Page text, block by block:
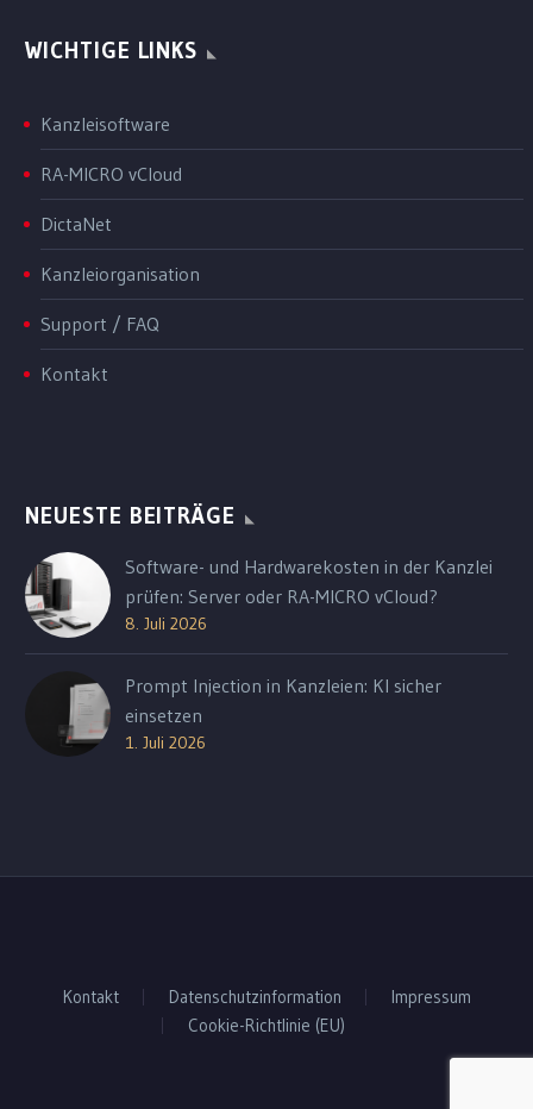
WICHTIGE LINKS
Kanzleisoftware
RA-MICRO vCloud
DictaNet
Kanzleiorganisation
Support / FAQ
Kontakt
NEUESTE BEITRÄGE
Software- und Hardwarekosten in der Kanzlei
prüfen: Server oder RA-MICRO vCloud?
8. Juli 2026
Prompt Injection in Kanzleien: KI sicher
einsetzen
1. Juli 2026
Kontakt Datenschutzinformation
Impressum
Cookie-Richtlinie (EU)